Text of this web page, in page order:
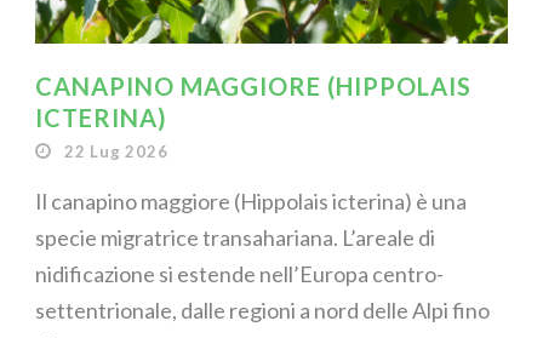
CANAPINO MAGGIORE (HIPPOLAIS
ICTERINA)
22 Lug 2026
Il canapino maggiore (Hippolais icterina) è una
specie migratrice transahariana. L’areale di
nidificazione si estende nell’Europa centro-
settentrionale, dalle regioni a nord delle Alpi fino